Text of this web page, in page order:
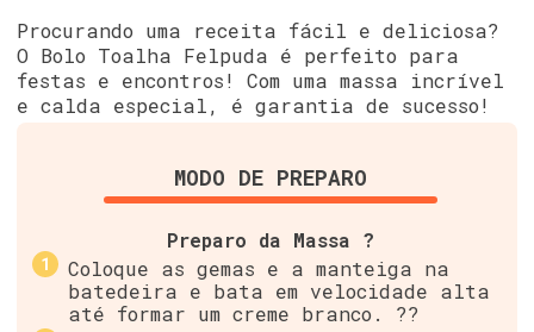
Procurando uma receita fácil e deliciosa?
O Bolo Toalha Felpuda é perfeito para
festas e encontros! Com uma massa incrível
e calda especial, é garantia de sucesso!
MODO DE PREPARO
Preparo da Massa ?
Coloque as gemas e a manteiga na
batedeira e bata em velocidade alta
até formar um creme branco. ??